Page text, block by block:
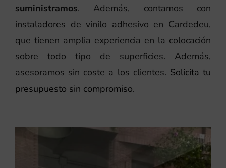
suministramos. Además, contamos con
instaladores de vinilo adhesivo en Cardedeu,
que tienen amplia experiencia en la colocación
sobre todo tipo de superficies. Además,
asesoramos sin coste a los clientes. Solicita tu
presupuesto sin compromiso.